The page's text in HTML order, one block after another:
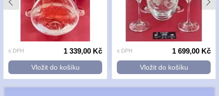
s DPH 1 339,00 Kč
Vložit do košíku
s DPH 1 699,00 Kč
Vložit do košíku